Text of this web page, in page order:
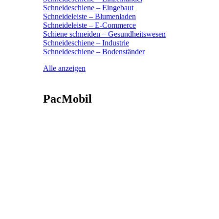
Schneideschiene – Eingebaut
Schneideleiste – Blumenladen
Schneideleiste – E-Commerce
Schiene schneiden – Gesundheitswesen
Schneideschiene – Industrie
Schneideschiene – Bodenständer
Alle anzeigen
PacMobil